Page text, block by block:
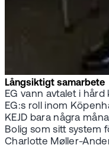
Långsiktigt samarbete
EG vann avtalet i
EG:s roll inom
KEJD bara några
Bolig som sitt system
Charlotte Møller-